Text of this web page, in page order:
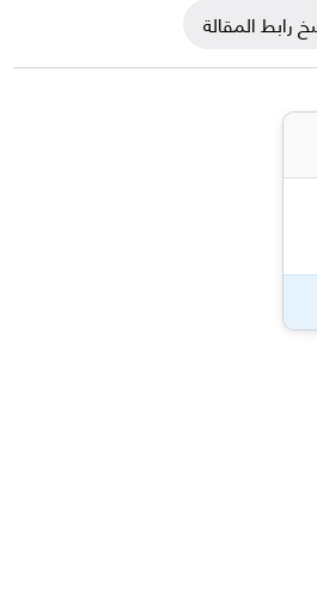
رابط المقالة